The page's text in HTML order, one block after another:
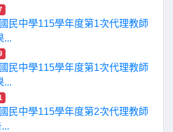
民中學115學年度第1次代理教師
...
民中學115學年度第1次代理教師
...
民中學115學年度第2次代理教師